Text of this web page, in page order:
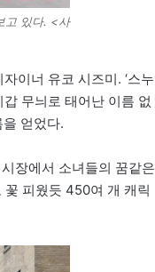
고 있다. <사
이너 유코 시즈미. ‘스누
무늬로 태어난 이름 없
을 얻었다.
장에서 소녀들의 꿈같은
꽃 피웠듯 450여 개 캐릭